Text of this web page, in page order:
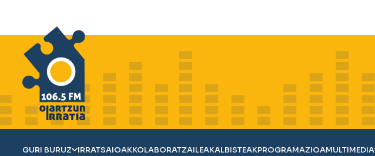
GURI BURUZ IRRATSAIOAKKOLABORATZAILEAKALBISTEAKPROGRAMAZIOAMULTIMEDIA